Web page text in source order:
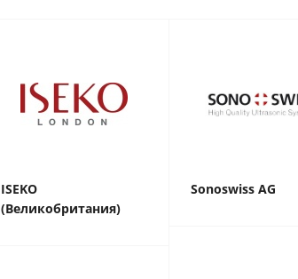
ISEKO
(Великобритания)
Sonoswiss AG